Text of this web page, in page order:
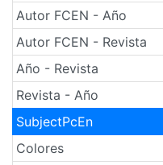
Autor FCEN - Año
Autor FCEN - Revista
Año - Revista
Revista - Año
SubjectPcEn
Colores